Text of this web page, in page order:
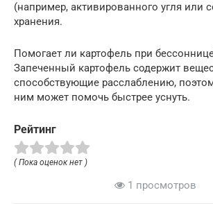
(например, активированного угля или
хранения.
Помогает ли картофель при
Запеченный картофель содержит
способствующие расслаблению,
ним может помочь быстрее уснуть.
Рейтинг
( Пока оценок нет )
1 просмотров